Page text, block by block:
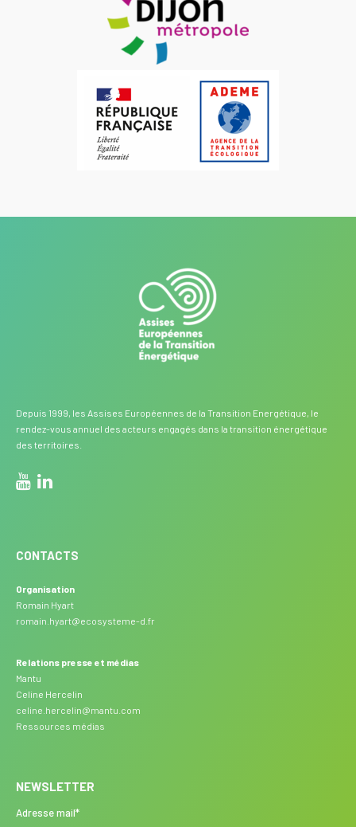
Depuis 1999, les Assises Européennes de la Transition Energétique, le
rendez-vous annuel des acteurs engagés dans la transition énergétique
des territoires.
CONTACTS
Organisation
Romain Hyart
romain.hyart@ecosysteme-d.fr
Relations presse et médias
Mantu
Celine Hercelin
celine.hercelin@mantu.com
Ressources médias
NEWSLETTER
Adresse mail*